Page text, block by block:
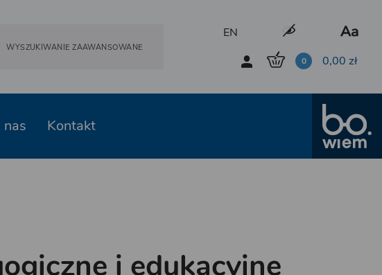
WYSZUKIWANIE ZAAWANSOWANE
EN
0 0,00 zł
nas Kontakt
i edukacyjne